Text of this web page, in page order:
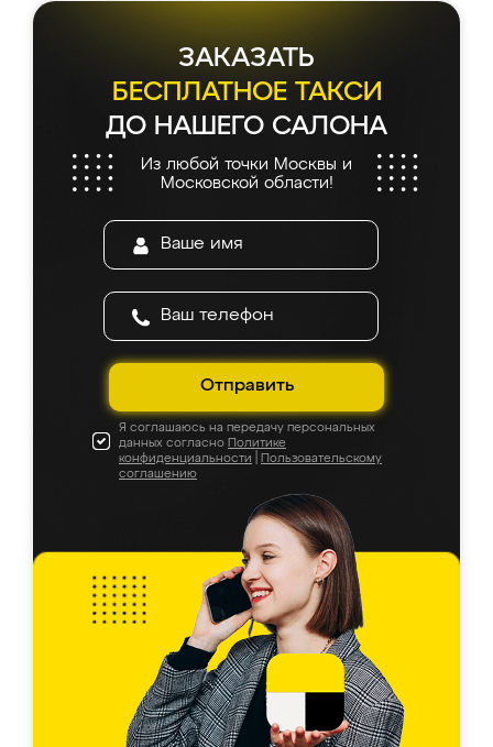
ЗАКАЗАТЬ
БЕСПЛАТНОЕ ТАКСИ
ДО НАШЕГО САЛОНА
Из любой точки Москвы и
Московской области!
Отправить
Я соглашаюсь на передачу персональных
данных согласно Политике
конфиденциальности
Пользовательскому
соглашению